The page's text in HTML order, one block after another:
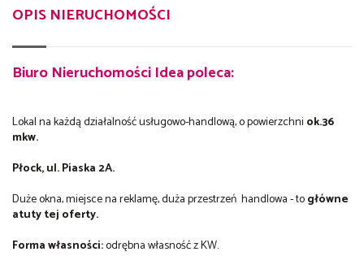
OPIS NIERUCHOMOŚCI
Biuro Nieruchomości Idea poleca:
Lokal na każdą działalność usługowo-handlową, o powierzchni ok.36
mkw.
Płock, ul. Piaska 2A.
Duże okna, miejsce na reklamę, duża przestrzeń handlowa - togłówne
atuty tej oferty.
Forma własności:odrębna własność z KW.